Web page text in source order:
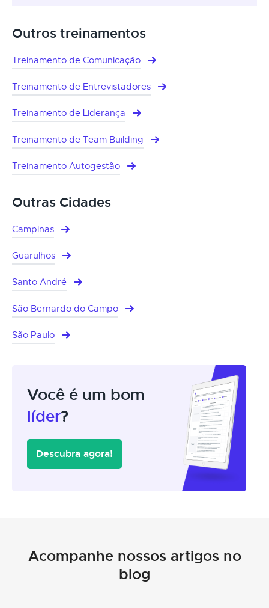
Outros treinamentos
Treinamento de Comunicação
Treinamento de Entrevistadores
Treinamento de Liderança
Treinamento de Team Building
Treinamento Autogestão
Outras Cidades
Campinas
Guarulhos
Santo André
São Bernardo do Campo
São Paulo
Você é um bom
líder?
Descubra agora!
Acompanhe nossos artigos no
blog